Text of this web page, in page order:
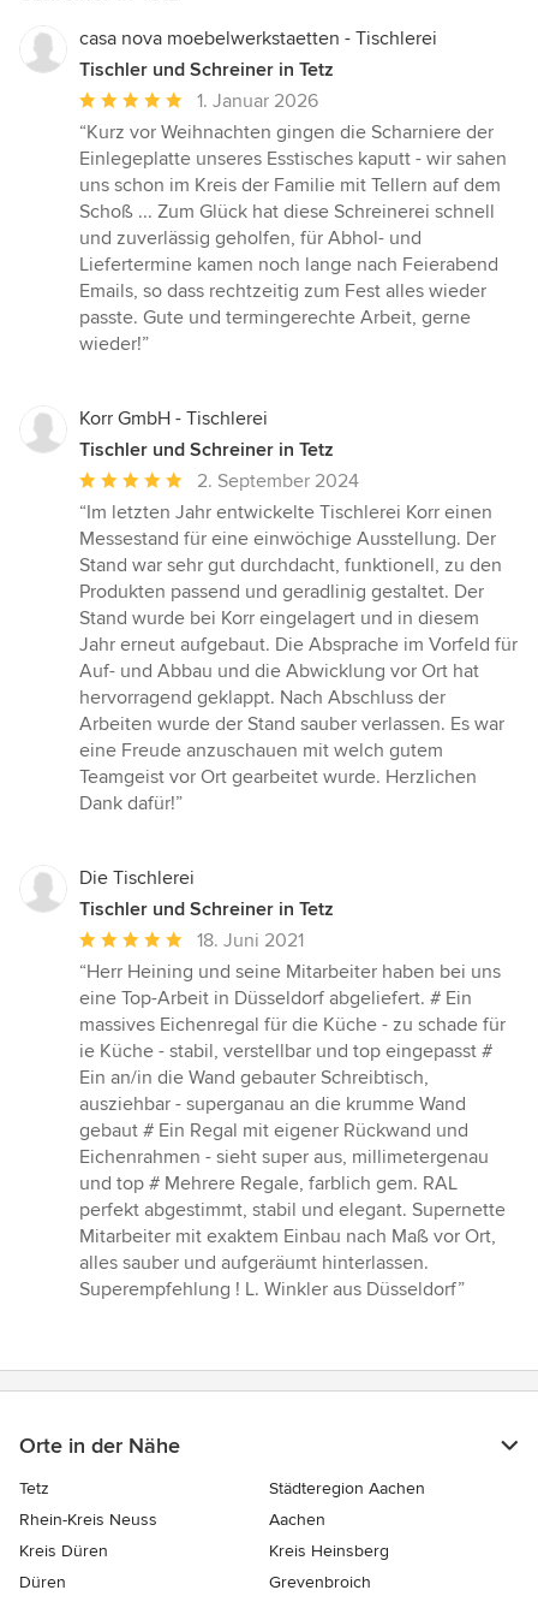
casa nova moebelwerkstaetten - Tischlerei
Tischler und Schreiner in Tetz
Durchschnittliche
Bewertung:
5
von
5
Sternen
1. Januar 2026
“Kurz vor Weihnachten gingen die Scharniere der
Einlegeplatte unseres Esstisches kaputt - wir sahen
uns schon im Kreis der Familie mit Tellern auf dem
Schoß ... Zum Glück hat diese Schreinerei schnell
und zuverlässig geholfen, für Abhol- und
Liefertermine kamen noch lange nach Feierabend
Emails, so dass rechtzeitig zum Fest alles wieder
passte. Gute und termingerechte Arbeit, gerne
wieder!”
Korr GmbH - Tischlerei
Tischler und Schreiner in Tetz
Durchschnittliche
Bewertung:
5
von
5
Sternen
2. September 2024
“Im letzten Jahr entwickelte Tischlerei Korr einen
Messestand für eine einwöchige Ausstellung. Der
Stand war sehr gut durchdacht, funktionell, zu den
Produkten passend und geradlinig gestaltet. Der
Stand wurde bei Korr eingelagert und in diesem
Jahr erneut aufgebaut. Die Absprache im Vorfeld für
Auf- und Abbau und die Abwicklung vor Ort hat
hervorragend geklappt. Nach Abschluss der
Arbeiten wurde der Stand sauber verlassen. Es war
eine Freude anzuschauen mit welch gutem
Teamgeist vor Ort gearbeitet wurde. Herzlichen
Dank dafür!”
Die Tischlerei
Tischler und Schreiner in Tetz
Durchschnittliche
Bewertung:
5
von
5
Sternen
18. Juni 2021
“Herr Heining und seine Mitarbeiter haben bei uns
eine Top-Arbeit in Düsseldorf abgeliefert. # Ein
massives Eichenregal für die Küche - zu schade für
ie Küche - stabil, verstellbar und top eingepasst #
Ein an/in die Wand gebauter Schreibtisch,
ausziehbar - superganau an die krumme Wand
gebaut # Ein Regal mit eigener Rückwand und
Eichenrahmen - sieht super aus, millimetergenau
und top # Mehrere Regale, farblich gem. RAL
perfekt abgestimmt, stabil und elegant. Supernette
Mitarbeiter mit exaktem Einbau nach Maß vor Ort,
alles sauber und aufgeräumt hinterlassen.
Superempfehlung ! L. Winkler aus Düsseldorf”
Orte in der Nähe
Tetz
Städteregion Aachen
Rhein-Kreis Neuss
Aachen
Kreis Düren
Kreis Heinsberg
Düren
Grevenbroich